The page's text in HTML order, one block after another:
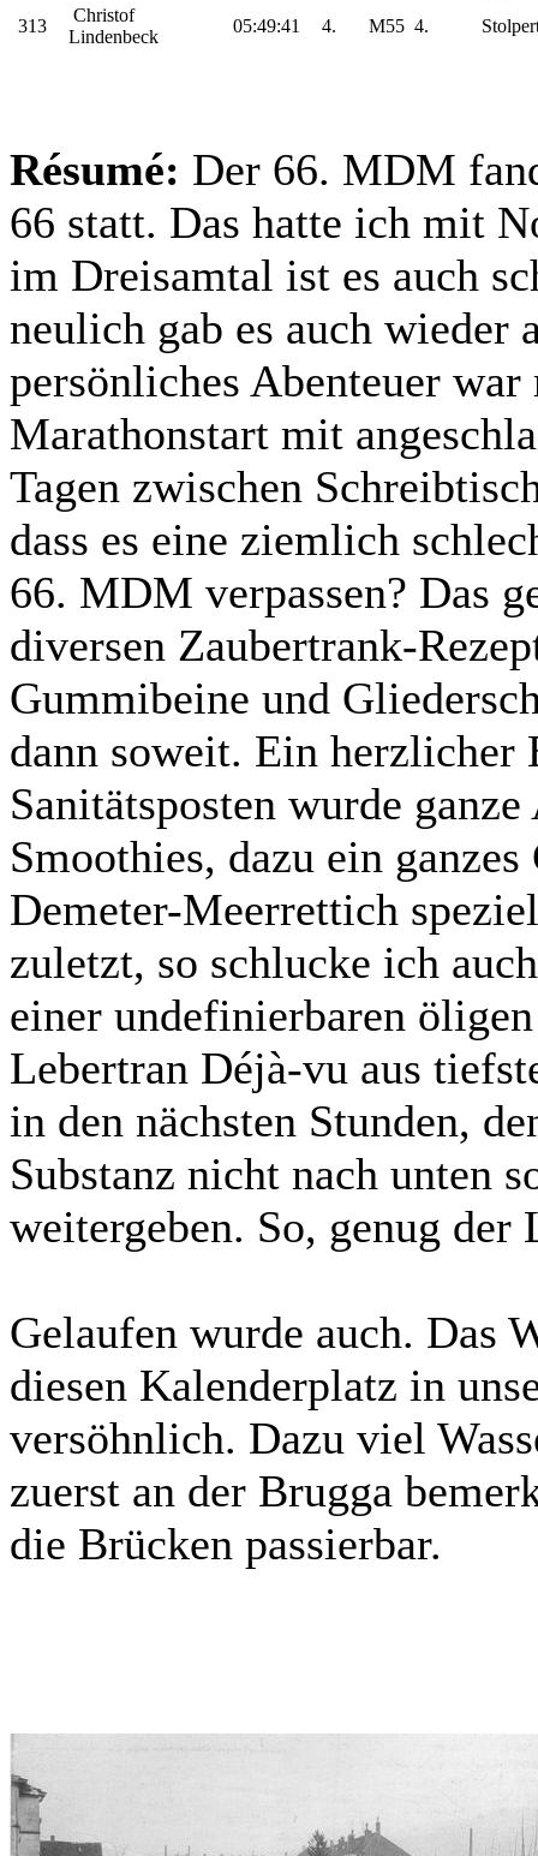
313
Christof
Lindenbeck
05:49:41 4. M55 4.
Résumé: Der 66. MDM
66 statt. Das hatte ich mit
im Dreisamtal ist es auch
neulich gab es auch wieder
persönliches Abenteuer
Marathonstart mit
Tagen zwischen
dass es eine ziemlich
66. MDM verpassen? Das
diversen Zaubertrank-
Gummibeine und
dann soweit. Ein herzlicher
Sanitätsposten wurde
Smoothies, dazu ein
Demeter-Meerrettich
zuletzt, so schlucke ich
einer undefinierbaren
Lebertran Déjà-vu aus
in den nächsten Stunden,
Substanz nicht nach unten
weitergeben. So, genug der
Gelaufen wurde auch. Das
diesen Kalenderplatz in
versöhnlich. Dazu viel
zuerst an der Brugga
die Brücken passierbar.